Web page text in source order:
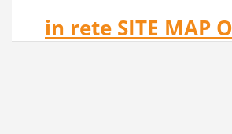
in rete SITE MAP